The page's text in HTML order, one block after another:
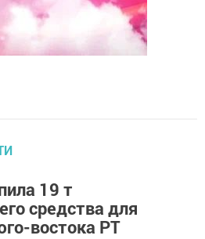
19 т
средства для
востока РТ